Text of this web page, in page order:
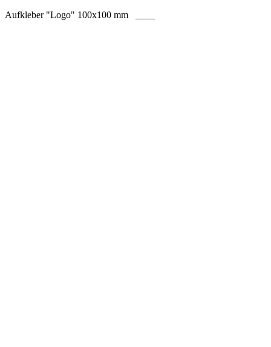
Aufkleber "Logo" 100x100 mm